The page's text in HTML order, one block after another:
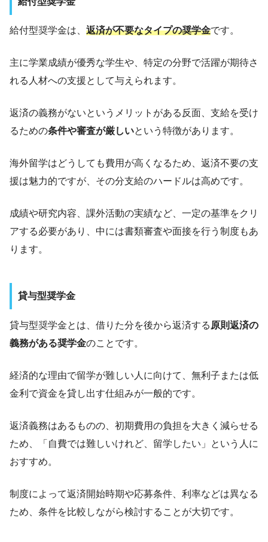
給付型奨学金は、 返済が不要なタイプの奨学金です。
主に学業成績が優秀な学生や、特定の分野で活躍が期待さ
れる人材への支援として与えられます。
返済の義務がないというメリットがある反面、支給を受け
るための条件や審査が厳しいという特徴があります。
海外留学はどうしても費用が高くなるため、返済不要の支
援は魅力的ですが、その分支給のハードルは高めです。
成績や研究内容、課外活動の実績など、一定の基準をクリ
アする必要があり、中には書類審査や面接を行う制度もあ
ります。
貸与型奨学金
貸与型奨学金とは、借りた分を後から返済する 原則返済の
義務がある奨学金のことです。
経済的な理由で留学が難しい人に向けて、無利子または低
金利で資金を貸し出す仕組みが一般的です。
返済義務はあるものの、初期費用の負担を大きく減らせる
ため、「自費では難しいけれど、留学したい」という人に
おすすめ。
制度によって返済開始時期や応募条件、利率などは異なる
ため、条件を比較しながら検討することが大切です。